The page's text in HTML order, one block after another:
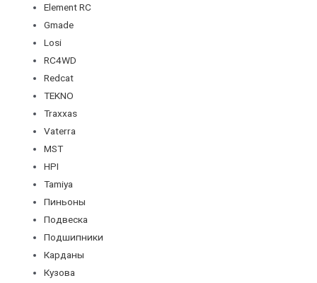
Element RC
Gmade
Losi
RC4WD
Redcat
TEKNO
Traxxas
Vaterra
MST
HPI
Tamiya
Пиньоны
Подвеска
Подшипники
Карданы
Кузова